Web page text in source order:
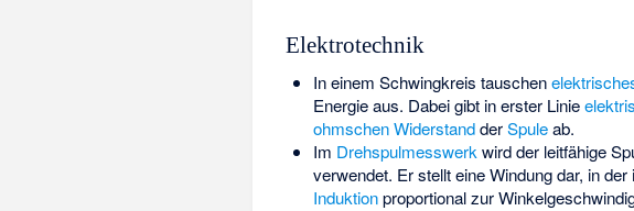
Elektrotechnik
In einem Schwingkreis tauschen
Energie aus. Dabei gibt in erster Linie
ohmschen WiderstandderSpuleab.
Im Drehspulmesswerk wird der leitfähige
verwendet. Er stellt eine Windung dar, in der
Induktionproportional zur